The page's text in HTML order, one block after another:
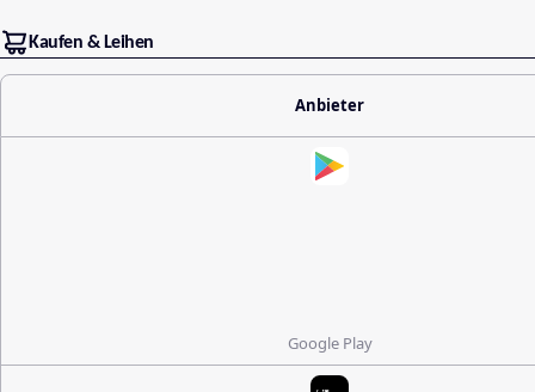
Kaufen & Leihen
Anbieter
Google Play